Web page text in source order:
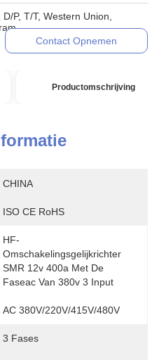
D/P, T/T, Western Union,
Contact Opnemen
Productomschrijving
CHINA
ISO CE RoHS
HF-
Omschakelingsgelijkrichter
SMR 12v 400a Met De
Faseac Van 380v 3 Input
AC 380V/220V/415V/480V
3 Fases